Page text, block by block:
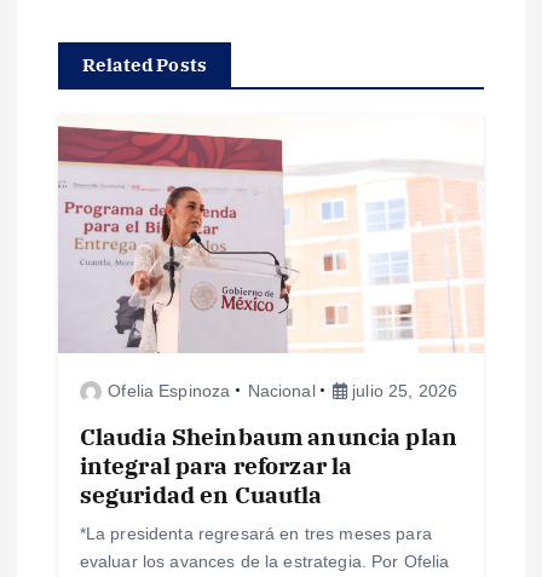
c
ó
n
Related Posts
Ofelia Espinoza Nacional julio 25, 2026
Claudia Sheinbaum anuncia plan
integral para reforzar la
seguridad en Cuautla
*La presidenta regresará en tres meses para
evaluar los avances de la estrategia. Por Ofelia